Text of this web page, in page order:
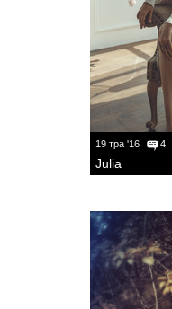
19 тра '16 4
Julia